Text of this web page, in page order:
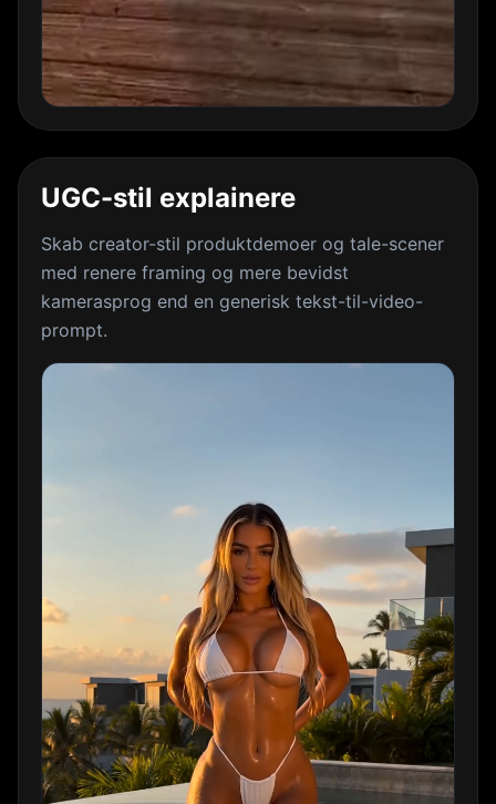
UGC-stil explainere
Skab creator-stil produktdemoer og tale-scener
med renere framing og mere bevidst
kamerasprog end en generisk tekst-til-video-
prompt.